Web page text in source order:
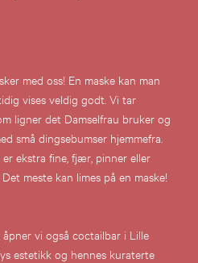
med oss! En maske kan man
vises veldig godt. Vi tar
ligner det Damselfrau bruker og
små dingsebumser hjemmefra.
ekstra fine, fjær, pinner eller
meste kan limes på en maske!
vi også coctailbar i Lille
estetikk og hennes kuraterte